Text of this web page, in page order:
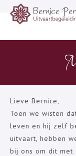
Skip
Home
Ervaringen
Partners
Blogs
Lieve Bernice,
Toen we wisten
leven en hij zelf
uitvaart, hebben
bij ons om dit met